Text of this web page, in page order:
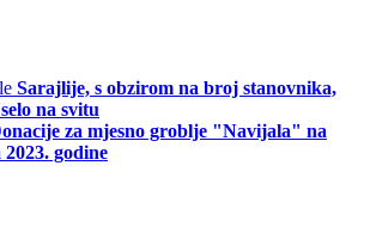
Sarajlije, s obzirom na broj stanovnika,
na svitu
za mjesno groblje "Navijala" na
godine